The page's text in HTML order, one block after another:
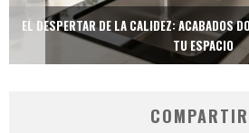
EL DESPERTAR DE LA CALIDEZ: ACABADOS
TU ESPACIO